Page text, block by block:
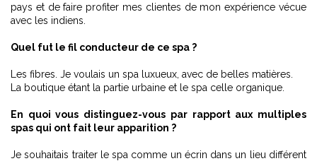
pays et de faire profiter mes clientes de mon expérience vécue
avec les indiens.
Quel fut le fil conducteur de ce spa ?
Les fibres. Je voulais un spa luxueux, avec de belles matières.
La boutique étant la partie urbaine et le spa celle organique.
En quoi vous distinguez-vous par rapport aux multiples
spas qui ont fait leur apparition ?
Je souhaitais traiter le spa comme un écrin dans un lieu différent